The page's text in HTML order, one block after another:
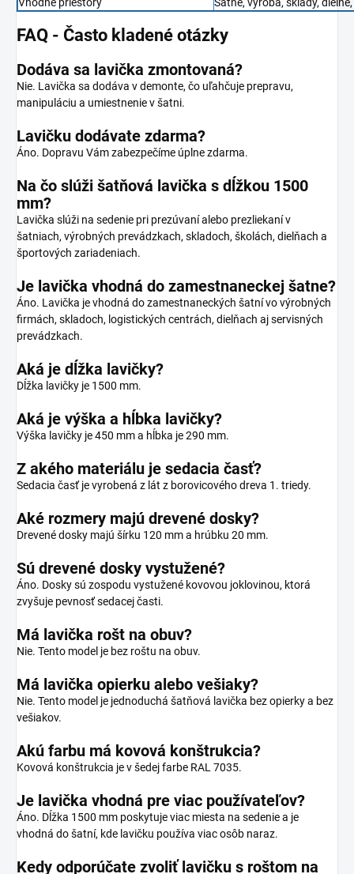
FAQ - Často kladené otázky
Dodáva sa lavička zmontovaná?
Nie. Lavička sa dodáva v demonte, čo uľahčuje prepravu,
manipuláciu a umiestnenie v šatni.
Lavičku dodávate zdarma?
Áno. Dopravu Vám zabezpečíme úplne zdarma.
Na čo slúži šatňová lavička s dĺžkou 1500
mm?
Lavička slúži na sedenie pri prezúvaní alebo prezliekaní v
šatniach, výrobných prevádzkach, skladoch, školách, dielňach a
športových zariadeniach.
Je lavička vhodná do zamestnaneckej šatne?
Áno. Lavička je vhodná do zamestnaneckých šatní vo výrobných
firmách, skladoch, logistických centrách, dielňach aj servisných
prevádzkach.
Aká je dĺžka lavičky?
Dĺžka lavičky je 1500 mm.
Aká je výška a hĺbka lavičky?
Výška lavičky je 450 mm a hĺbka je 290 mm.
Z akého materiálu je sedacia časť?
Sedacia časť je vyrobená z lát z borovicového dreva 1. triedy.
Aké rozmery majú drevené dosky?
Drevené dosky majú šírku 120 mm a hrúbku 20 mm.
Sú drevené dosky vystužené?
Áno. Dosky sú zospodu vystužené kovovou joklovinou, ktorá
zvyšuje pevnosť sedacej časti.
Má lavička rošt na obuv?
Nie. Tento model je bez roštu na obuv.
Má lavička opierku alebo vešiaky?
Nie. Tento model je jednoduchá šatňová lavička bez opierky a bez
vešiakov.
Akú farbu má kovová konštrukcia?
Kovová konštrukcia je v šedej farbe RAL 7035.
Je lavička vhodná pre viac používateľov?
Áno. Dĺžka 1500 mm poskytuje viac miesta na sedenie a je
vhodná do šatní, kde lavičku používa viac osôb naraz.
Kedy odporúčate zvoliť lavičku s roštom na